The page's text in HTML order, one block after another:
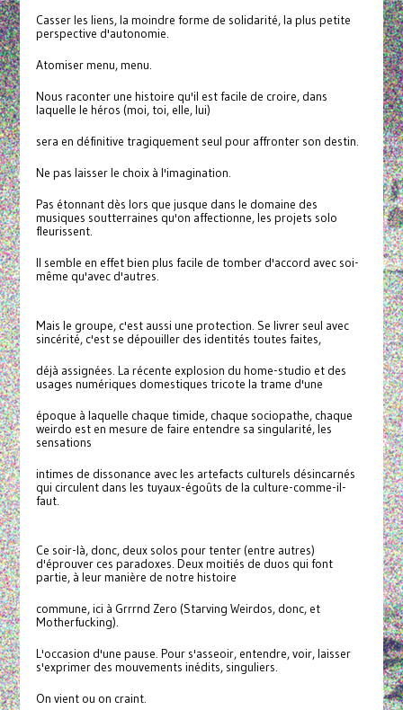
Casser les liens, la moindre forme de solidarité, la plus petite
perspective d'autonomie.
Atomiser menu, menu.
Nous raconter une histoire qu'il est facile de croire, dans
laquelle le héros (moi, toi, elle, lui)
sera en définitive tragiquement seul pour affronter son destin.
Ne pas laisser le choix à l'imagination.
Pas étonnant dès lors que jusque dans le domaine des
musiques soutterraines qu'on affectionne, les projets solo
fleurissent.
Il semble en effet bien plus facile de tomber d'accord avec soi-
même qu'avec d'autres.
Mais le groupe, c'est aussi une protection. Se livrer seul avec
sincérité, c'est se dépouiller des identités toutes faites,
déjà assignées. La récente explosion du home-studio et des
usages numériques domestiques tricote la trame d'une
époque à laquelle chaque timide, chaque sociopathe, chaque
weirdo est en mesure de faire entendre sa singularité, les
sensations
intimes de dissonance avec les artefacts culturels désincarnés
qui circulent dans les tuyaux-égoûts de la culture-comme-il-
faut.
Ce soir-là, donc, deux solos pour tenter (entre autres)
d'éprouver ces paradoxes. Deux moitiés de duos qui font
partie, à leur manière de notre histoire
commune, ici à Grrrnd Zero (Starving Weirdos, donc, et
Motherfucking).
L'occasion d'une pause. Pour s'asseoir, entendre, voir, laisser
s'exprimer des mouvements inédits, singuliers.
On vient ou on craint.